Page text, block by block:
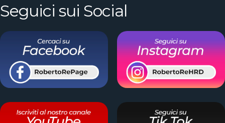
Seguici sui Social